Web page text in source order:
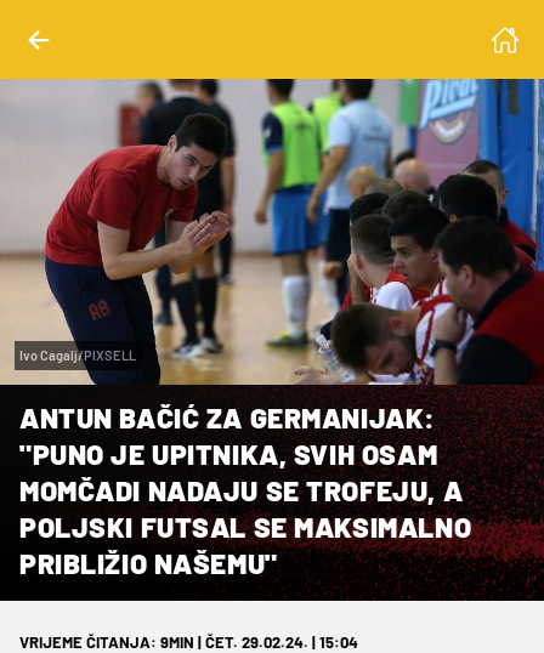
Ivo Cagalj/PIXSELL
ANTUN BAČIĆ ZA GERMANIJAK:
"PUNO JE UPITNIKA, SVIH OSAM
MOMČADI NADAJU SE TROFEJU, A
POLJSKI FUTSAL SE MAKSIMALNO
PRIBLIŽIO NAŠEMU"
VRIJEME ČITANJA: 9MIN | ČET. 29.02.24. | 15:04